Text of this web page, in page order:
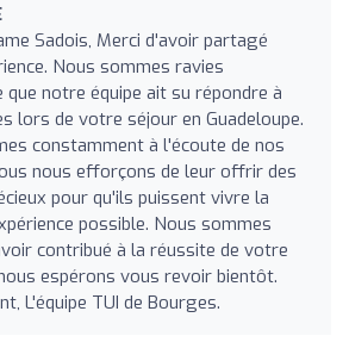
Sadois, Merci d'avoir partagé
Nous sommes ravies
que notre équipe ait su répondre à
lors de votre séjour en Guadeloupe.
constamment à l'écoute de nos
nous efforçons de leur offrir des
pour qu'ils puissent vivre la
possible. Nous sommes
contribué à la réussite de votre
espérons vous revoir bientôt.
L'équipe TUI de Bourges.